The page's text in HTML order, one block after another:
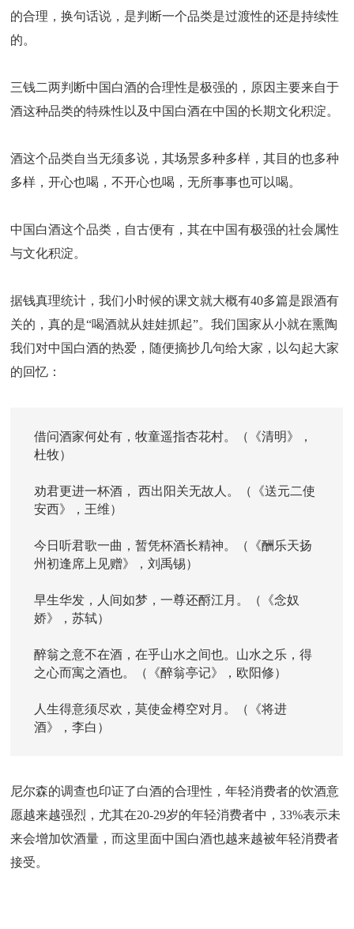
的合理，换句话说，是判断一个品类是过渡性的还是持续性
的。
三钱二两判断中国白酒的合理性是极强的，原因主要来自于
酒这种品类的特殊性以及中国白酒在中国的长期文化积淀。
酒这个品类自当无须多说，其场景多种多样，其目的也多种
多样，开心也喝，不开心也喝，无所事事也可以喝。
中国白酒这个品类，自古便有，其在中国有极强的社会属性
与文化积淀。
据钱真理统计，我们小时候的课文就大概有40多篇是跟酒有
关的，真的是“喝酒就从娃娃抓起”。我们国家从小就在熏陶
我们对中国白酒的热爱，随便摘抄几句给大家，以勾起大家
的回忆：
借问酒家何处有，牧童遥指杏花村。（《清明》，
杜牧）
劝君更进一杯酒， 西出阳关无故人。（《送元二使
安西》，王维）
今日听君歌一曲，暂凭杯酒长精神。（《酬乐天扬
州初逢席上见赠》，刘禹锡）
早生华发，人间如梦，一尊还酹江月。（《念奴
娇》，苏轼）
醉翁之意不在酒，在乎山水之间也。山水之乐，得
之心而寓之酒也。（《醉翁亭记》，欧阳修）
人生得意须尽欢，莫使金樽空对月。（《将进
酒》，李白）
尼尔森的调查也印证了白酒的合理性，年轻消费者的饮酒意
愿越来越强烈，尤其在20-29岁的年轻消费者中，33%表示未
来会增加饮酒量，而这里面中国白酒也越来越被年轻消费者
接受。